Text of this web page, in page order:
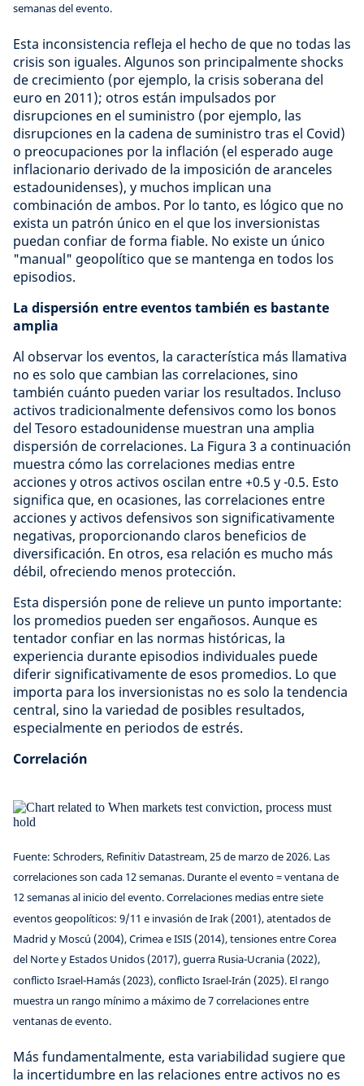
semanas del evento.
Esta inconsistencia refleja el hecho de que no todas las
crisis son iguales. Algunos son principalmente shocks
de crecimiento (por ejemplo, la crisis soberana del
euro en 2011); otros están impulsados por
disrupciones en el suministro (por ejemplo, las
disrupciones en la cadena de suministro tras el Covid)
o preocupaciones por la inflación (el esperado auge
inflacionario derivado de la imposición de aranceles
estadounidenses), y muchos implican una
combinación de ambos. Por lo tanto, es lógico que no
exista un patrón único en el que los inversionistas
puedan confiar de forma fiable. No existe un único
"manual" geopolítico que se mantenga en todos los
episodios.
La dispersión entre eventos también es bastante
amplia
Al observar los eventos, la característica más llamativa
no es solo que cambian las correlaciones, sino
también cuánto pueden variar los resultados. Incluso
activos tradicionalmente defensivos como los bonos
del Tesoro estadounidense muestran una amplia
dispersión de correlaciones. La Figura 3 a continuación
muestra cómo las correlaciones medias entre
acciones y otros activos oscilan entre +0.5 y -0.5. Esto
significa que, en ocasiones, las correlaciones entre
acciones y activos defensivos son significativamente
negativas, proporcionando claros beneficios de
diversificación. En otros, esa relación es mucho más
débil, ofreciendo menos protección.
Esta dispersión pone de relieve un punto importante:
los promedios pueden ser engañosos. Aunque es
tentador confiar en las normas históricas, la
experiencia durante episodios individuales puede
diferir significativamente de esos promedios. Lo que
importa para los inversionistas no es solo la tendencia
central, sino la variedad de posibles resultados,
especialmente en periodos de estrés.
Correlación
Fuente: Schroders, Refinitiv Datastream, 25 de marzo de 2026. Las
correlaciones son cada 12 semanas. Durante el evento = ventana de
12 semanas al inicio del evento. Correlaciones medias entre siete
eventos geopolíticos: 9/11 e invasión de Irak (2001), atentados de
Madrid y Moscú (2004), Crimea e ISIS (2014), tensiones entre Corea
del Norte y Estados Unidos (2017), guerra Rusia-Ucrania (2022),
conflicto Israel-Hamás (2023), conflicto Israel-Irán (2025). El rango
muestra un rango mínimo a máximo de 7 correlaciones entre
ventanas de evento.
Más fundamentalmente, esta variabilidad sugiere que
la incertidumbre en las relaciones entre activos no es